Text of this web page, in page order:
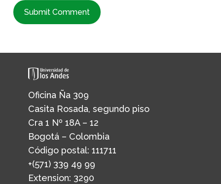
Oficina Ña 309
Casita Rosada, segundo piso
Cra 1 Nº 18A – 12
Bogotá – Colombia
Código postal: 111711
+(571) 339 49 99
Extension: 3290